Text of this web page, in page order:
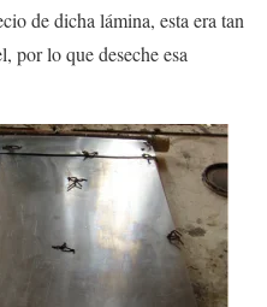
de dicha lámina, esta era tan
por lo que deseche esa